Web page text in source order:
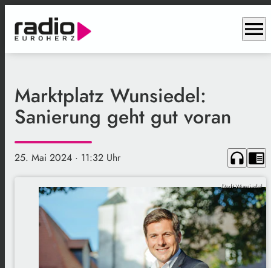
menu
Marktplatz Wunsiedel:
Sanierung geht gut voran
25. Mai 2024 · 11:32 Uhr headphones chrome_reader_mode
Stadt Wunsiedel